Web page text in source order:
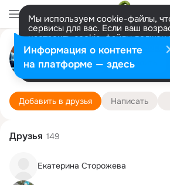
Мы используем cookie-файлы,
сервисы для вас. Если ваш
настроить cookie-файлы должен
представитель. Больше
Разрешить все Настроить
Игорь Сторожев
москва
10 августа (47
Троицкая cредняя школа
Добавить в друзья Написать
Друзья 149
Екатерина Сторожева
Информация о контенте
на платформе — здесь